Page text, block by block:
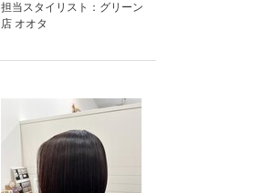
担当スタイリスト：グリーン
店 オオタ